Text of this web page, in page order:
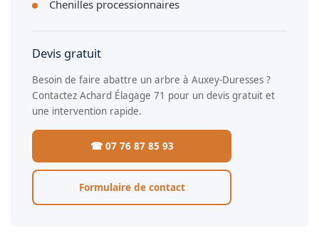
Chenilles processionnaires
Devis gratuit
Besoin de faire abattre un arbre à Auxey-Duresses ?
Contactez Achard Élagage 71 pour un devis gratuit et
une intervention rapide.
☎ 07 76 87 85 93
Formulaire de contact